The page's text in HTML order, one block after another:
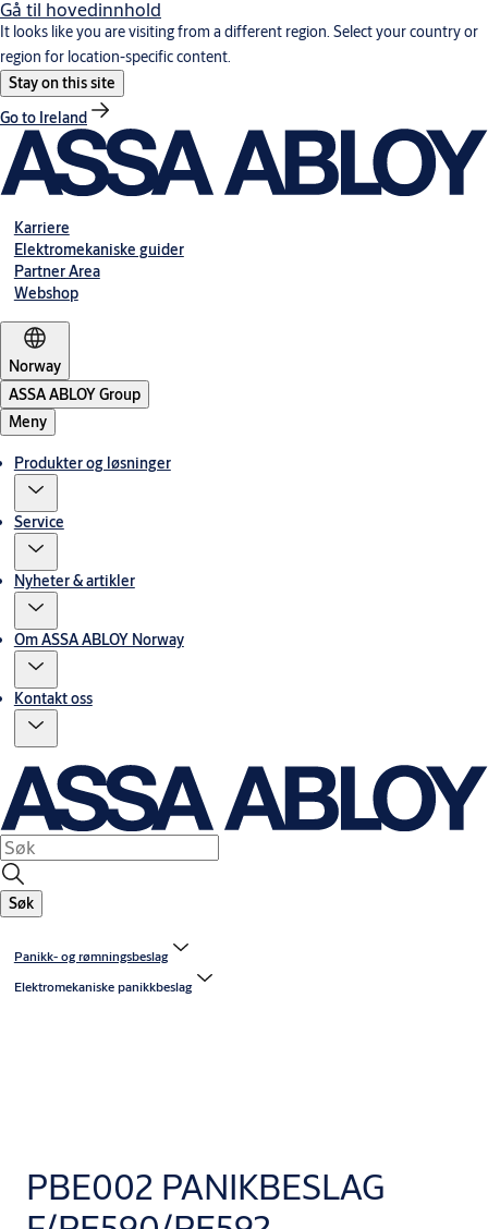
Gå til hovedinnhold
It looks like you are visiting from a different region. Select your country or
region for location-specific content.
Stay on this site
Go to Ireland
Karriere
Elektromekaniske guider
Partner Area
Webshop
Norway
ASSA ABLOY Group
Meny
Produkter og løsninger
Service
Nyheter & artikler
Om ASSA ABLOY Norway
Kontakt oss
Søk
Panikk- og rømningsbeslag
Elektromekaniske panikkbeslag
PBE002 PANIKBESLAG